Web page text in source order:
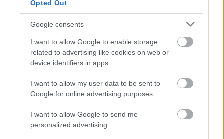
Opted Out
Google consents
I want to allow Google to enable storage
related to advertising like cookies on web or
device identifiers in apps.
I want to allow my user data to be sent to
Google for online advertising purposes.
I want to allow Google to send me
personalized advertising.
Η επισήμανση αυτή δυστυχώς έχει πολλές
πιθανότητες να αποδειχθεί ακριβής για την
επόμενη περίοδο ακόμα και αν υπάρξουν
ενδιάμεσες «διορθώσεις» με τον τρόπο που
σταθμίζεται η συμμετοχή των προϊόντων και
υπηρεσιών στον ΔΤΚ.
Και οι λόγοι δεν είναι συγκυριακοί. Είναι
«δυναμικοί» και βασίζονται στο γεγονός ότι οι
γεωπολιτικές αντιπαραθέσεις, οι πόλεμοι